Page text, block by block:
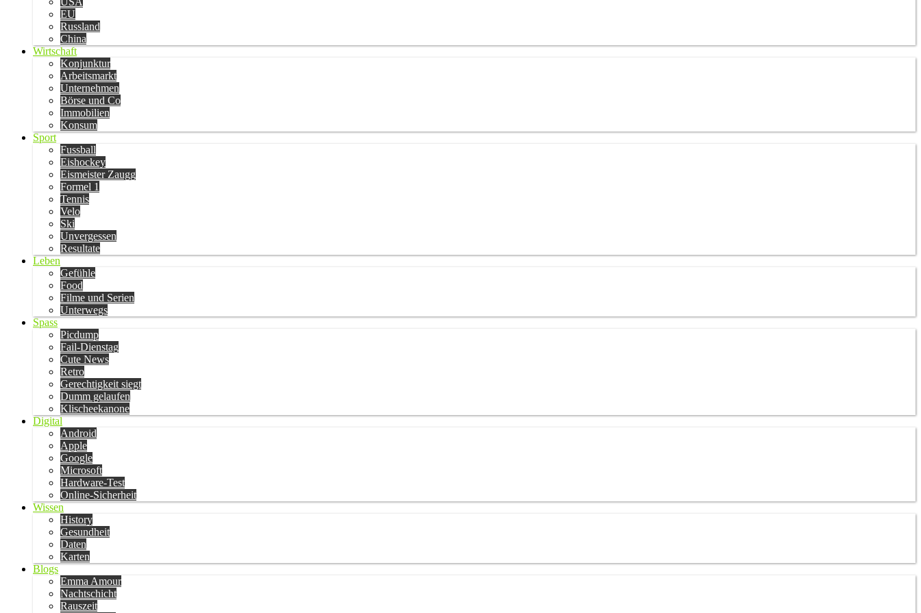
EU
Russland
China
Wirtschaft
Konjunktur
Arbeitsmarkt
Unternehmen
Börse und Co
Immobilien
Konsum
Sport
Fussball
Eishockey
Eismeister Zaugg
Formel 1
Tennis
Velo
Ski
Unvergessen
Resultate
Leben
Gefühle
Food
Filme und Serien
Unterwegs
Spass
Picdump
Fail-Dienstag
Cute News
Retro
Gerechtigkeit siegt
Dumm gelaufen
Klischeekanone
Digital
Android
Apple
Google
Microsoft
Hardware-Test
Online-Sicherheit
Wissen
History
Gesundheit
Daten
Karten
Blogs
Emma Amour
Nachtschicht
Rauszeit